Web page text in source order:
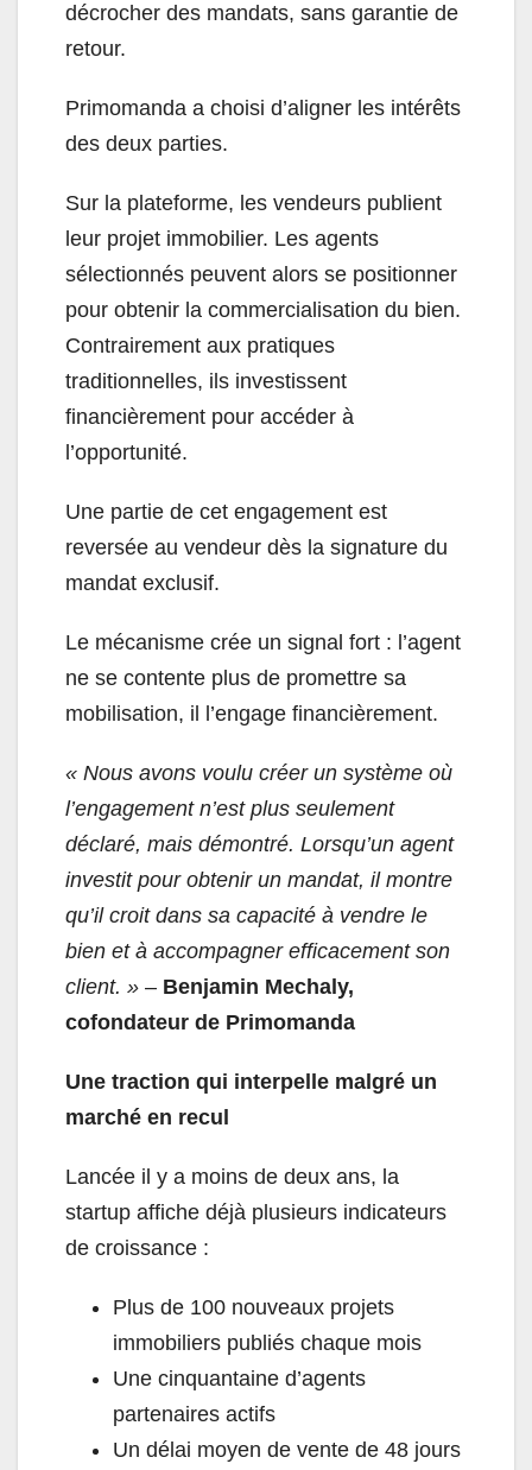
décrocher des mandats, sans garantie de
retour.
Primomanda a choisi d’aligner les intérêts
des deux parties.
Sur la plateforme, les vendeurs publient
leur projet immobilier. Les agents
sélectionnés peuvent alors se positionner
pour obtenir la commercialisation du bien.
Contrairement aux pratiques
traditionnelles, ils investissent
financièrement pour accéder à
l’opportunité.
Une partie de cet engagement est
reversée au vendeur dès la signature du
mandat exclusif.
Le mécanisme crée un signal fort : l’agent
ne se contente plus de promettre sa
mobilisation, il l’engage financièrement.
« Nous avons voulu créer un système où
l’engagement n’est plus seulement
déclaré, mais démontré. Lorsqu’un agent
investit pour obtenir un mandat, il montre
qu’il croit dans sa capacité à vendre le
bien et à accompagner efficacement son
client. » – Benjamin Mechaly,
cofondateur de Primomanda
Une traction qui interpelle malgré un
marché en recul
Lancée il y a moins de deux ans, la
startup affiche déjà plusieurs indicateurs
de croissance :
Plus de 100 nouveaux projets
immobiliers publiés chaque mois
Une cinquantaine d’agents
partenaires actifs
Un délai moyen de vente de 48 jours